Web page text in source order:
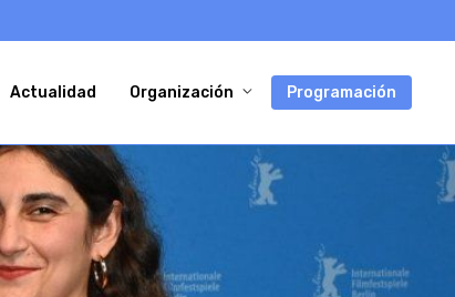
Actualidad Organización Programación